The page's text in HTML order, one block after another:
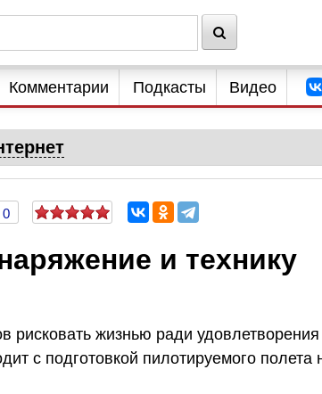
Комментарии Подкасты Видео
и технику
жизнью ради удовлетворения
с подготовкой пилотируемого полета